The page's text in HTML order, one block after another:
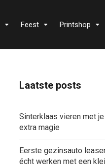
Feest Printshop
Laatste posts
Sinterklaas vieren met
extra magie
Eerste gezinsauto
écht werken met een